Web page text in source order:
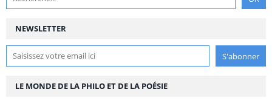
NEWSLETTER
LE MONDE DE LA PHILO ET DE LA POÉSIE